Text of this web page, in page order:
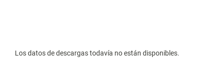
Los datos de descargas todavía no están disponibles.